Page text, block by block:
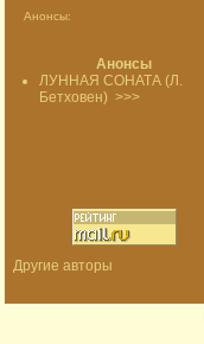
Анонсы:
Анонсы
ЛУННАЯ СОНАТА (Л.
Бетховен) >>>
Другие авторы